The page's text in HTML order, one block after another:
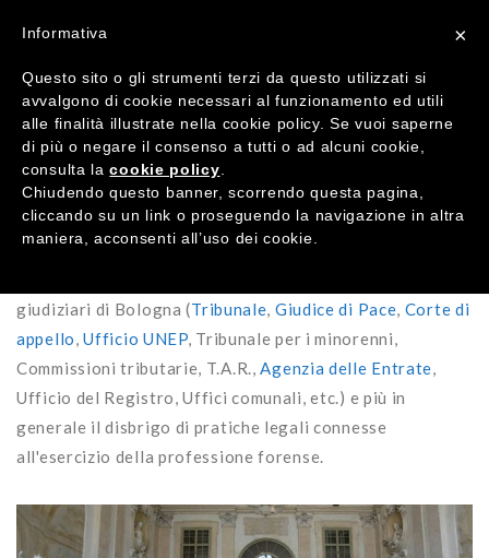
TEST FOROLEGALE™–servizi studi legalivanta
un’esperienza pluriennale consolidata nell'eseguire tutte
giudiziari di Bologna (Tribunale, Giudice di Pace, Corte di
appello,Ufficio UNEP, Tribunale per i minorenni,
Commissioni tributarie, T.A.R.,Agenzia delle Entrate,
Ufficio del Registro, Uffici comunali, etc.) e più in
generale il disbrigo di pratiche legali connesse
all'esercizio della professione forense.
×
Informativa
Questo sito o gli strumenti terzi da questo utilizzati si
avvalgono di cookie necessari al funzionamento ed utili
alle finalità illustrate nella cookie policy. Se vuoi saperne
di più o negare il consenso a tutti o ad alcuni cookie,
consulta lacookie policy
Chiudendo questo banner, scorrendo questa pagina,
cliccando su un link o proseguendo la navigazione in altra
maniera, acconsenti all’uso dei cookie.